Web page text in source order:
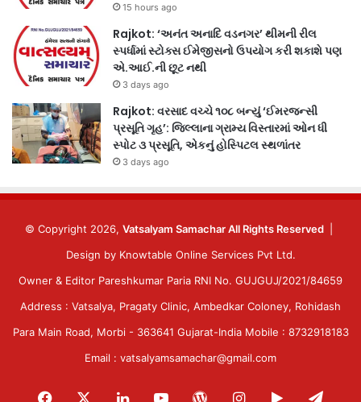
15 hours ago
Rajkot: ‘અનંત અનાદિ વડનગર’ થીમની રીલ
સ્પર્ધામાં સ્ટોક્સ ઈમેજીસનો ઉપયોગ કરી શકાશે પણ
એ.આઈ.ની છૂટ નથી
3 days ago
Rajkot: વરસાદ વચ્ચે ૧૦૮ બન્યું ‘ઈમરજન્સી
પ્રસૂતિ ગૃહ’: જિલ્લાના ગ્રામ્ય વિસ્તારમાં ઓન ધી
સ્પોટ ૩ પ્રસૂતિ, એકનું હોસ્પિટલ સ્થળાંતર
3 days ago
© Copyright 2026, Vatsalyam Samachar All Rights Reserved
Design by Knowtable Online Services Pvt Ltd.
Owner & Editor Pareshkumar Paria RNI No. GUJGUJ/2021/84659
Address : Vatsalya, Pragaty Clinic, Ambedkar Coloney, Rohidash
Para Main Road, Morbi - 363641 Gujarat-India Mobile : 8732918183
Email : vatsalyamsamachar@gmail.com
Facebook LinkedInYouTubeWordPressInstagram
Google